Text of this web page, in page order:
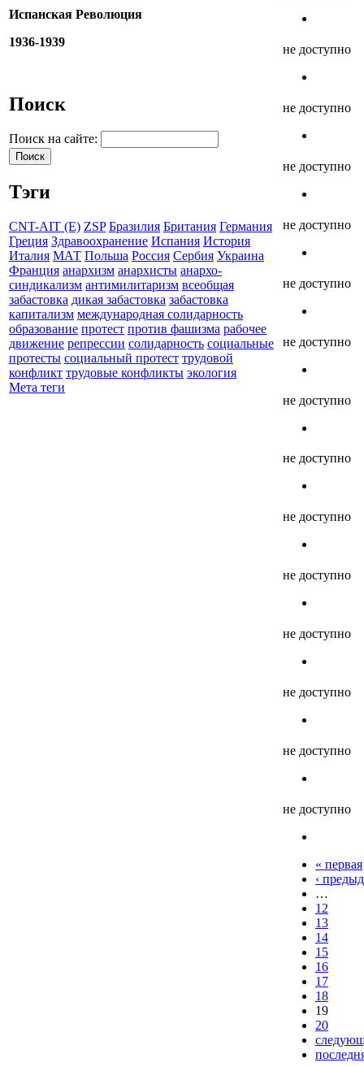
Испанская Революция
1936-1939
Поиск
Поиск на сайте:
Тэги
CNT-AIT (E) ZSP Бразилия Британия Германия
Греция Здравоохранение Испания История
Италия МАТ Польша Россия Сербия Украина
Франция анархизм анархисты анархо-
синдикализм антимилитаризм всеобщая
забастовка дикая забастовка забастовка
капитализм международная солидарность
образование протест против фашизма рабочее
движение репрессии солидарность социальные
протесты социальный протест трудовой
конфликт трудовые конфликты экология
Мета теги
не доступно
не доступно
не доступно
не доступно
не доступно
не доступно
не доступно
не доступно
не доступно
не доступно
не доступно
не доступно
не доступно
не доступно
« первая
‹
…
12
13
14
15
16
17
18
19
20